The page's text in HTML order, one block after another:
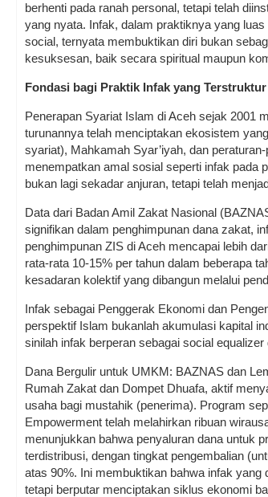
berhenti pada ranah personal, tetapi telah
yang nyata. Infak, dalam praktiknya yang
social, ternyata membuktikan diri bukan
kesuksesan, baik secara spiritual maupun
Fondasi bagi Praktik Infak yang Terstruktur
Penerapan Syariat Islam di Aceh sejak 2001
turunannya telah menciptakan ekosistem
syariat), Mahkamah Syar’iyah, dan
menempatkan amal sosial seperti infak pada
bukan lagi sekadar anjuran, tetapi telah
Data dari Badan Amil Zakat Nasional
signifikan dalam penghimpunan dana zakat,
penghimpunan ZIS di Aceh mencapai lebih
rata-rata 10-15% per tahun dalam beberapa
kesadaran kolektif yang dibangun melalui
Infak sebagai Penggerak Ekonomi dan
perspektif Islam bukanlah akumulasi kapital
sinilah infak berperan sebagai social
Dana Bergulir untuk UMKM: BAZNAS dan
Rumah Zakat dan Dompet Dhuafa, aktif
usaha bagi mustahik (penerima). Program
Empowerment telah melahirkan ribuan
menunjukkan bahwa penyaluran dana untuk
terdistribusi, dengan tingkat pengembalian
atas 90%. Ini membuktikan bahwa infak
tetapi berputar menciptakan siklus ekonomi